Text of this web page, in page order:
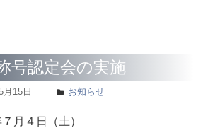
号認定会の実施
月15日 お知らせ
７月４日（土）